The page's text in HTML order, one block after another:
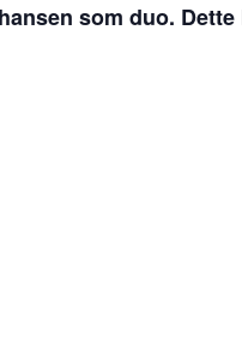
som duo.